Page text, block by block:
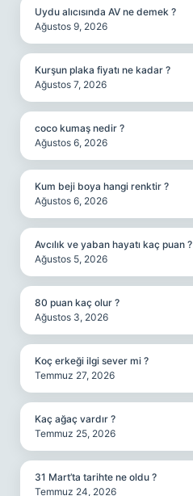
Uydu alıcısında AV ne demek ?
Ağustos 9, 2026
Kurşun plaka fiyatı ne kadar ?
Ağustos 7, 2026
coco kumaş nedir ?
Ağustos 6, 2026
Kum beji boya hangi renktir ?
Ağustos 6, 2026
Avcılık ve yaban hayatı kaç puan ?
Ağustos 5, 2026
80 puan kaç olur ?
Ağustos 3, 2026
Koç erkeği ilgi sever mi ?
Temmuz 27, 2026
Kaç ağaç vardır ?
Temmuz 25, 2026
31 Mart’ta tarihte ne oldu ?
Temmuz 24, 2026